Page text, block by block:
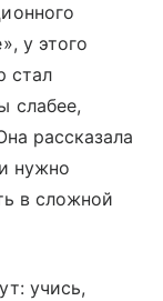
у этого
стал
слабее,
рассказала
нужно
в сложной
учись,